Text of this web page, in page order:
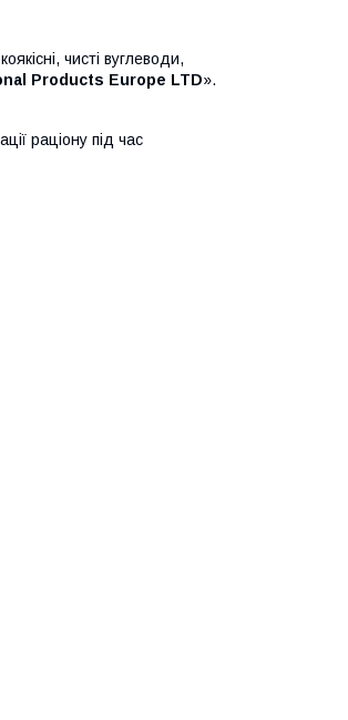
чисті вуглеводи,
Products Europe LTD».
раціону під час